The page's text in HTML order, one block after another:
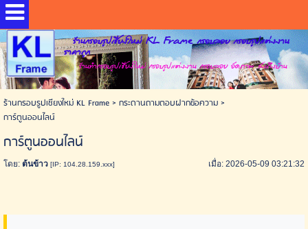
ร้านกรอบรูปเชียงใหม่ KL Frame กรอบลอย กรอบรูปแต่งงาน
ราคาถูก
ร้านทำกรอบรูปเชียงใหม่ กรอบรูปแต่งงาน กรอบลอย อัดภาพ ส่งถึงบ้าน
ร้านกรอบรูปเชียงใหม่ KL Frame> กระดานถามตอบฝากข้อความ>
การ์ตูนออนไลน์
การ์ตูนออนไลน์
โดย:ต้นข้าว [IP: 104.28.159.xxx] เมื่อ: 2026-05-09 03:21:32